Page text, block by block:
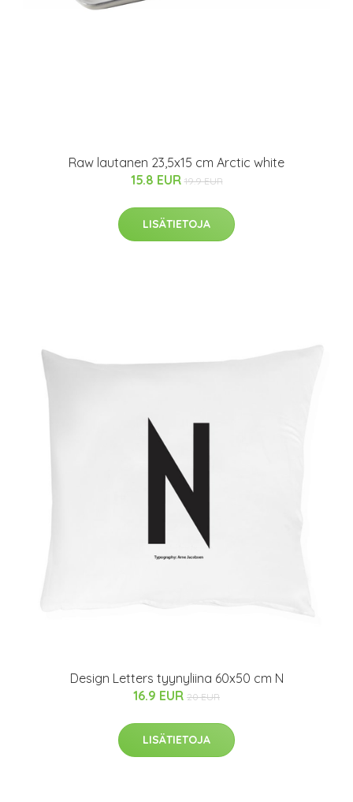
Raw lautanen 23,5x15 cm Arctic white
15.8 EUR 19.9 EUR
LISÄTIETOJA
Design Letters tyynyliina 60x50 cm N
16.9 EUR 20 EUR
LISÄTIETOJA